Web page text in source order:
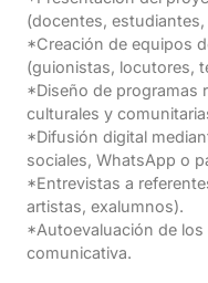
(docentes, estudiantes,
*Creación de equipos
(guionistas, locutores,
*Diseño de programas
culturales y
*Difusión digital
sociales, WhatsApp o
*Entrevistas a
artistas, exalumnos).
*Autoevaluación de
comunicativa.